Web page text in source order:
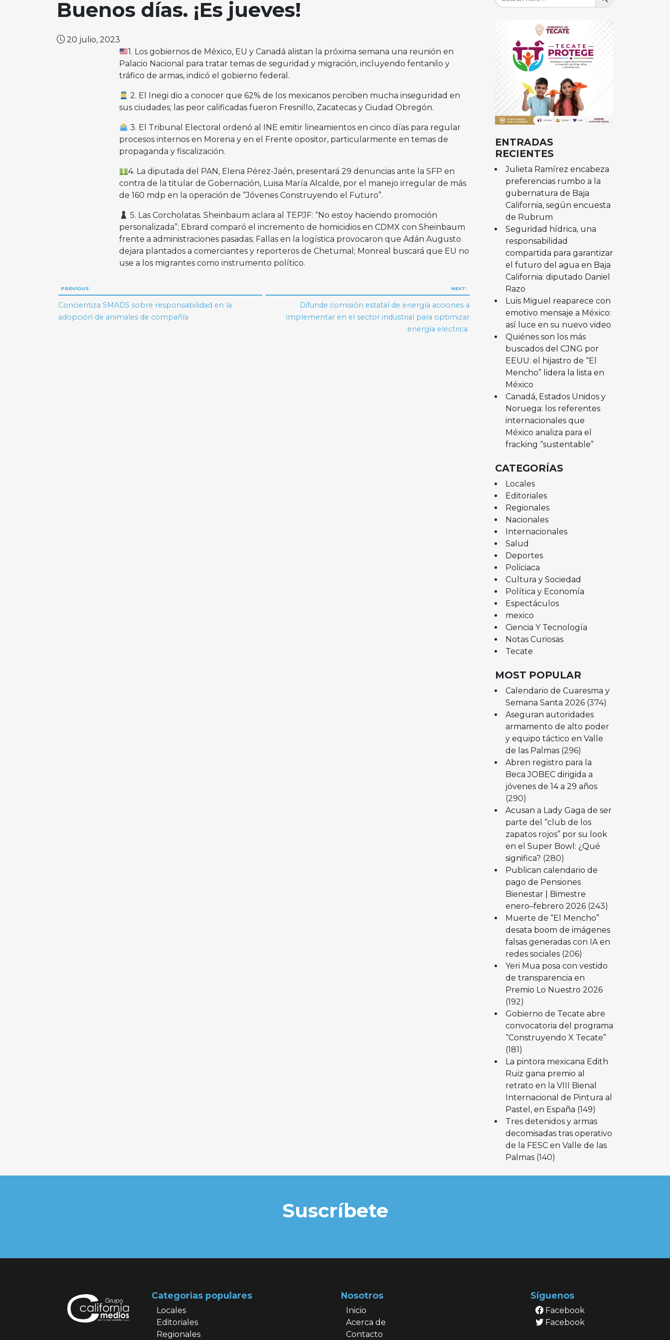
Buenos días. ¡Es jueves!
20 julio, 2023
1. Los gobiernos de México, EU y Canadá alistan la próxima semana una reunión en
Palacio Nacional para tratar temas de seguridad y migración, incluyendo fentanilo y
tráfico de armas, indicó el gobierno federal.
2. El Inegi dio a conocer que 62% de los mexicanos perciben mucha inseguridad en
sus ciudades; las peor calificadas fueron Fresnillo, Zacatecas y Ciudad Obregón.
3. El Tribunal Electoral ordenó al INE emitir lineamientos en cinco días para regular
procesos internos en Morena y en el Frente opositor, particularmente en temas de
propaganda y fiscalización.
4. La diputada del PAN, Elena Pérez-Jaén, presentará 29 denuncias ante la SFP en
contra de la titular de Gobernación, Luisa María Alcalde, por el manejo irregular de más
de 160 mdp en la operación de “Jóvenes Construyendo el Futuro”.
5. Las Corcholatas. Sheinbaum aclara al TEPJF: “No estoy haciendo promoción
personalizada”; Ebrard comparó el incremento de homicidios en CDMX con Sheinbaum
frente a administraciones pasadas; Fallas en la logística provocaron que Adán Augusto
dejara plantados a comerciantes y reporteros de Chetumal; Monreal buscará que EU no
use a los migrantes como instrumento político.
Navegación
de
PREVIOUS:
Concientiza SMADS sobre responsabilidad en la
adopción de animales de compañía
NEXT:
Difunde comisión estatal de energía acciones a
implementar en el sector industrial para optimizar
energía eléctrica
ENTRADAS
RECIENTES
Julieta Ramírez encabeza
preferencias rumbo a la
gubernatura de Baja
California, según encuesta
de Rubrum
Seguridad hídrica, una
responsabilidad
compartida para garantizar
el futuro del agua en Baja
California: diputado Daniel
Razo
Luis Miguel reaparece con
emotivo mensaje a México:
así luce en su nuevo video
Quiénes son los más
buscados del CJNG por
EEUU: el hijastro de “El
Mencho” lidera la lista en
México
Canadá, Estados Unidos y
Noruega: los referentes
internacionales que
México analiza para el
fracking “sustentable”
CATEGORÍAS
Locales
Editoriales
Regionales
Nacionales
Internacionales
Salud
Deportes
Policiaca
Cultura y Sociedad
Política y Economía
Espectáculos
mexico
Ciencia Y Tecnología
Notas Curiosas
Tecate
MOST POPULAR
Calendario de Cuaresma y
Semana Santa 2026 (374)
Aseguran autoridades
armamento de alto poder
y equipo táctico en Valle
de las Palmas (296)
Abren registro para la
Beca JOBEC dirigida a
jóvenes de 14 a 29 años
(290)
Acusan a Lady Gaga de ser
parte del “club de los
zapatos rojos” por su look
en el Super Bowl: ¿Qué
significa? (280)
Publican calendario de
pago de Pensiones
Bienestar | Bimestre
enero–febrero 2026 (243)
Muerte de “El Mencho”
desata boom de imágenes
falsas generadas con IA en
redes sociales (206)
Yeri Mua posa con vestido
de transparencia en
Premio Lo Nuestro 2026
(192)
Gobierno de Tecate abre
convocatoria del programa
“Construyendo X Tecate”
(181)
La pintora mexicana Edith
Ruiz gana premio al
retrato en la VIII Bienal
Internacional de Pintura al
Pastel, en España (149)
Tres detenidos y armas
decomisadas tras operativo
de la FESC en Valle de las
Palmas (140)
Suscríbete
Categorias populares
Locales
Editoriales
Regionales
Nosotros
Inicio
Acerca de
Contacto
Síguenos
Facebook
Facebook